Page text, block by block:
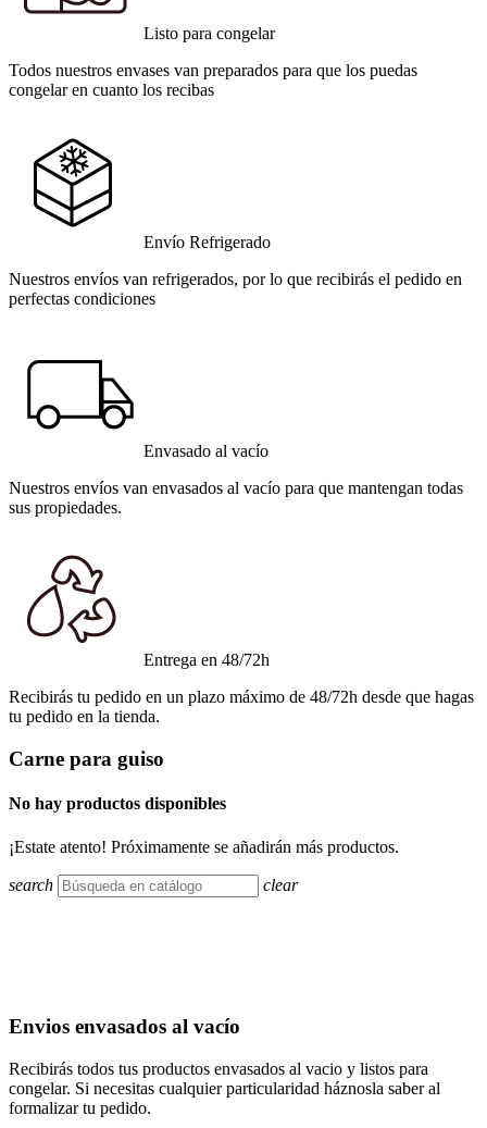
Listo para congelar
Todos nuestros envases van preparados para que los puedas
congelar en cuanto los recibas
Envío Refrigerado
Nuestros envíos van refrigerados, por lo que recibirás el pedido en
perfectas condiciones
Envasado al vacío
Nuestros envíos van envasados al vacío para que mantengan todas
sus propiedades.
Entrega en 48/72h
Recibirás tu pedido en un plazo máximo de 48/72h desde que hagas
tu pedido en la tienda.
Carne para guiso
No hay productos disponibles
¡Estate atento! Próximamente se añadirán más productos.
search clear
Envios envasados al vacío
Recibirás todos tus productos envasados al vacio y listos para
congelar. Si necesitas cualquier particularidad háznosla saber al
formalizar tu pedido.